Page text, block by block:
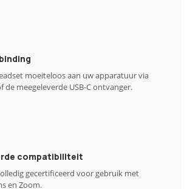
moeiteloos aan uw apparatuur via
de meegeleverde USB-C ontvanger.
compatibiliteit
gecertificeerd voor gebruik met
en Zoom.